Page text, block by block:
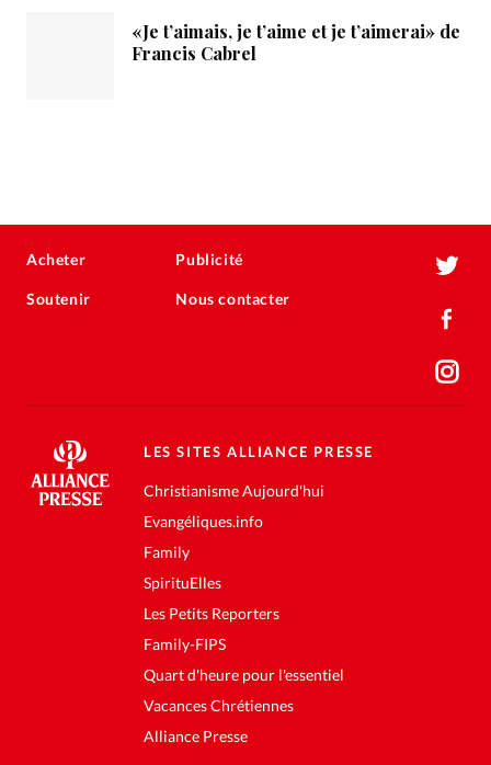
«Je t’aimais, je t’aime et je t’aimerai» de
Francis Cabrel
Acheter
Soutenir
Publicité
Nous contacter
LES SITES ALLIANCE PRESSE
Christianisme Aujourd'hui
Evangéliques.info
Family
SpirituElles
Les Petits Reporters
Family-FIPS
Quart d'heure pour l'essentiel
Vacances Chrétiennes
Alliance Presse